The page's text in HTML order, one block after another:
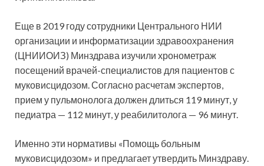
Еще в 2019 году сотрудники Центрального НИИ
организации и информатизации здравоохранения
(ЦНИИОИЗ) Минздрава изучили хронометраж
посещений врачей-специалистов для пациентов с
муковисцидозом. Согласно расчетам экспертов,
прием у пульмонолога должен длиться 119 минут, у
педиатра — 112 минут, у реабилитолога — 96 минут.
Именно эти нормативы «Помощь больным
муковисцидозом» и предлагает утвердить Минздраву.